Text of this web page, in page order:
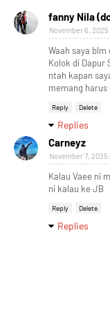
fanny Nila
November 6, 2025
Waah saya
Kolok di Dapur
ntah kapan
memang harus
Reply Delete
Replies
Carneyz
November 7, 2025
Kalau Vaee ni
ni kalau ke JB
Reply Delete
Replies